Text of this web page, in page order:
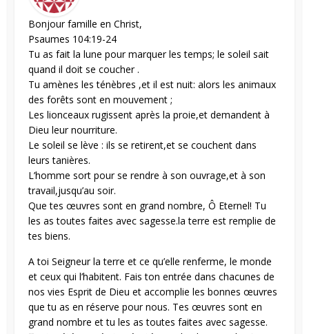
Bonjour famille en Christ,
Psaumes 104:19-24
Tu as fait la lune pour marquer les temps; le soleil sait
quand il doit se coucher .
Tu amènes les ténèbres ,et il est nuit: alors les animaux
des forêts sont en mouvement ;
Les lionceaux rugissent après la proie,et demandent à
Dieu leur nourriture.
Le soleil se lève : ils se retirent,et se couchent dans
leurs tanières.
L’homme sort pour se rendre à son ouvrage,et à son
travail,jusqu’au soir.
Que tes œuvres sont en grand nombre, Ô Eternel! Tu
les as toutes faites avec sagesse.la terre est remplie de
tes biens.
A toi Seigneur la terre et ce qu’elle renferme, le monde
et ceux qui l’habitent. Fais ton entrée dans chacunes de
nos vies Esprit de Dieu et accomplie les bonnes œuvres
que tu as en réserve pour nous. Tes œuvres sont en
grand nombre et tu les as toutes faites avec sagesse.